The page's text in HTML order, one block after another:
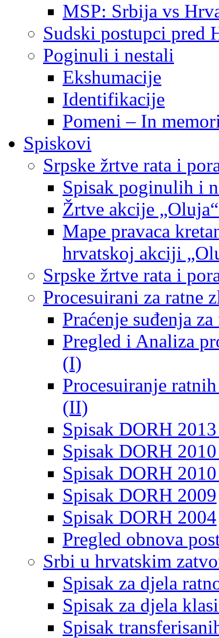
MSP: Srbija vs
Sudski postupci pred
Poginuli i nestali
Ekshumacije
Identifikacije
Pomeni – In
Spiskovi
Srpske žrtve rata i
Spisak poginulih i
Žrtve akcije
Mape pravaca
hrvatskoj akciji
Srpske žrtve rata i
Procesuirani za ratne
Praćenje suđenja
Pregled i Analiza
(I)
Procesuiranje
(II)
Spisak DORH
Spisak DORH
Spisak DORH
Spisak DORH 2009
Spisak DORH 2004
Pregled obnova
Srbi u hrvatskim
Spisak za djela
Spisak za djela
Spisak